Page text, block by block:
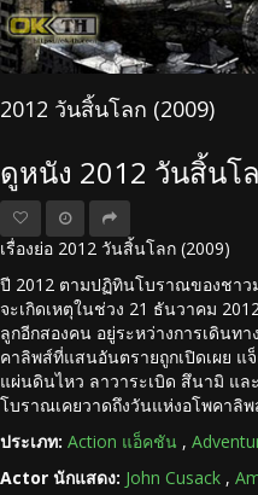
2012 วันสิ้นโลก (2009)
ดูหนัง 2012 วันสิ้นโ
เรื่องย่อ 2012 วันสิ้นโลก (2009)
ปี 2012 ตามปฏิทินโบราณของชาว
จะเกิดเหตุในช่วง 21 ธันวาคม
ลูกอีกสองคน อยู่ระหว่างการเดินท
คาลิพส์ที่แสนอันตรายถูกเปิดเผย แ
แผ่นดินไหว ลาวาระเบิด สึนามิ แ
โบราณเคยวาดถึงวันแห่งอโพคาลิพ
ประเภท: Action แอ็คชัน ,
Actor นักแสดง: John Cusack ,